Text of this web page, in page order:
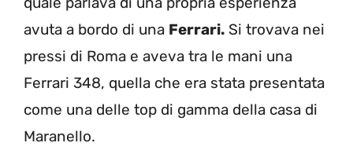
avuta a bordo di una Ferrari. Si trovava nei
pressi di Roma e aveva tra le mani una
Ferrari 348, quella che era stata presentata
come una delle top di gamma della casa di
Maranello.